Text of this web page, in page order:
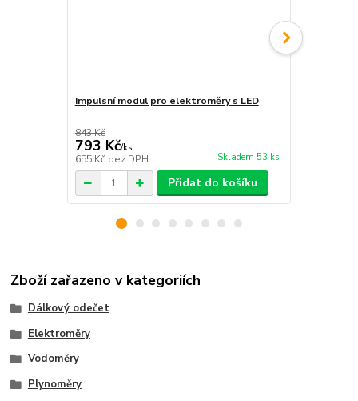
Impulsní modul pro elektroměry s LED
843 Kč
793 Kč/ks
655 Kč bez DPH Skladem 53 ks
Přidat do košíku
Zboží zařazeno v kategoriích
Dálkový odečet
Elektroměry
Vodoměry
Plynoměry